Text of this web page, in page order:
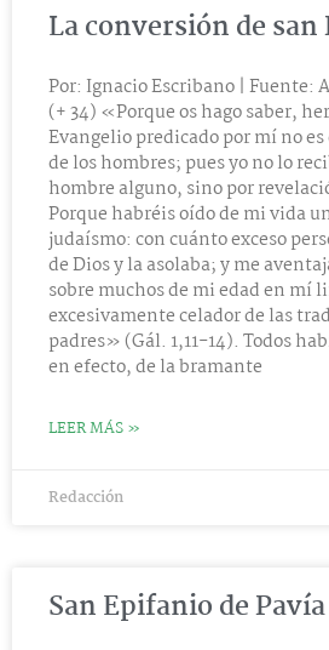
La conversión de san
Por: Ignacio Escribano | Fuente:
(+ 34) «Porque os hago saber,
Evangelio predicado por mí no
de los hombres; pues yo no lo
hombre alguno, sino por
Porque habréis oído de mi vida
judaísmo: con cuánto exceso
de Dios y la asolaba; y me
sobre muchos de mi edad en mí
excesivamente celador de las
padres» (Gál. 1,11-14). Todos
en efecto, de la bramante
LEER MÁS »
Redacción
San Epifanio de Pavía